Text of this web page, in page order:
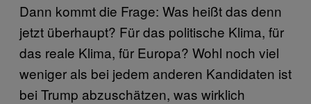
Dann kommt die Frage: Was heißt das denn
jetzt überhaupt? Für das politische Klima, für
das reale Klima, für Europa? Wohl noch viel
weniger als bei jedem anderen Kandidaten ist
bei Trump abzuschätzen, was wirklich